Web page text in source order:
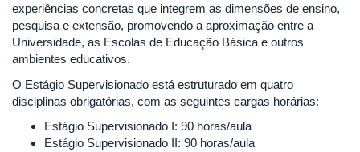
experiências concretas que integrem as dimensões de ensino,
pesquisa e extensão, promovendo a aproximação entre a
Universidade, as Escolas de Educação Básica e outros
ambientes educativos.
O Estágio Supervisionado está estruturado em quatro
disciplinas obrigatórias, com as seguintes cargas horárias:
Estágio Supervisionado I: 90 horas/aula
Estágio Supervisionado II: 90 horas/aula